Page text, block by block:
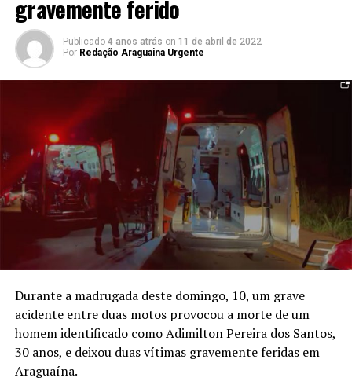
gravemente ferido
Publicado 4 anos atrás on 11 de abril de 2022
Por Redação Araguaina Urgente
Durante a madrugada deste domingo, 10, um grave
acidente entre duas motos provocou a morte de um
homem identificado como Adimilton Pereira dos Santos,
30 anos, e deixou duas vítimas gravemente feridas em
Araguaína.